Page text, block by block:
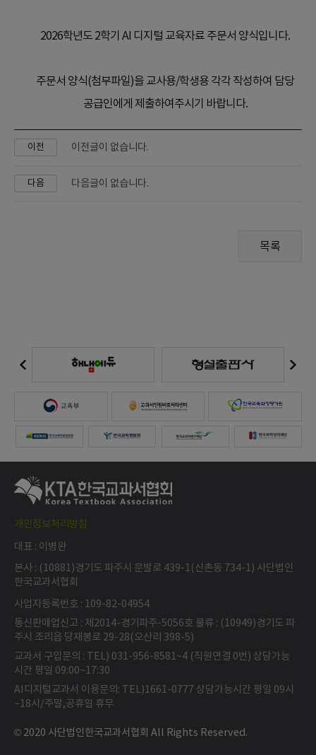
2026학년도 2학기 AI 디지털 교육자료 주문서 양식입니다.
주문서 양식(첨부파일)을 교사용/학생용 각각 작성하여 담당
공급인에게 제출하여주시기 바랍니다.
이전 이전글이 없습니다.
다음 다음글이 없습니다.
목록
개인정보처리방침
대표 : 이병완
본사 : (10881)경기도 파주시 문발로 439-1(신촌동 734-1) 사단법인
한국교과서협회
사업자등록번호 : 109-82-04954
통신판매업신고 : 제2014-경기파주-5056호 물류 : (10949)경기도 파
주시 조리읍 당재봉로 29-28(오산리 398-5)
교과서 구입문의 : TEL) 031-956-8581~4 (직원연결 0번) 상담가능
시간 평일 09:00~17:30
AI디지털교과서 이용문의: TEL)1661-0777 상담가능시간 평일 09시
~18시/주말,공휴일 휴무
© 2020 사단법인한국교과서협회 All Rights Reserved.